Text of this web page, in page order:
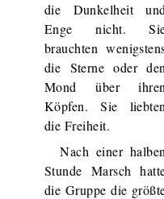
die Dunkelheit
Enge nicht.
brauchten
die Sterne oder
Mond über
Köpfen. Sie
die Freiheit.
Nach einer
Stunde Marsch
die Gruppe die